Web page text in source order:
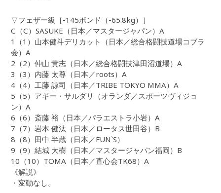
▽フェザー級［-145ポンド（-65.8kg）］
C（C）SASUKE（日本／マスタージャパン）A
1（1）山本健斗デリカット（日本／総合格闘技道場コブラ
会）A
2（2）仲山 貴志（日本／総合格闘技津田沼道場）A
3（3）内藤 太尊（日本／roots）A
4（4）工藤 諒司（日本／TRIBE TOKYO MMA）A
5（5）アギー・サルダリ（オランダ／スポーツヴィジョ
ン）A
6（6）斎藤 裕（日本／パラエストラ小岩）A
7（7）岩本 健汰（日本／ロータス世田谷）B
8（8）田中 半蔵（日本／FUN`S）
9（9）結城 大樹（日本／マスタージャパン福岡）B
10（10）TOMA（日本／直心会TK68）A
《解説》
・変動なし。